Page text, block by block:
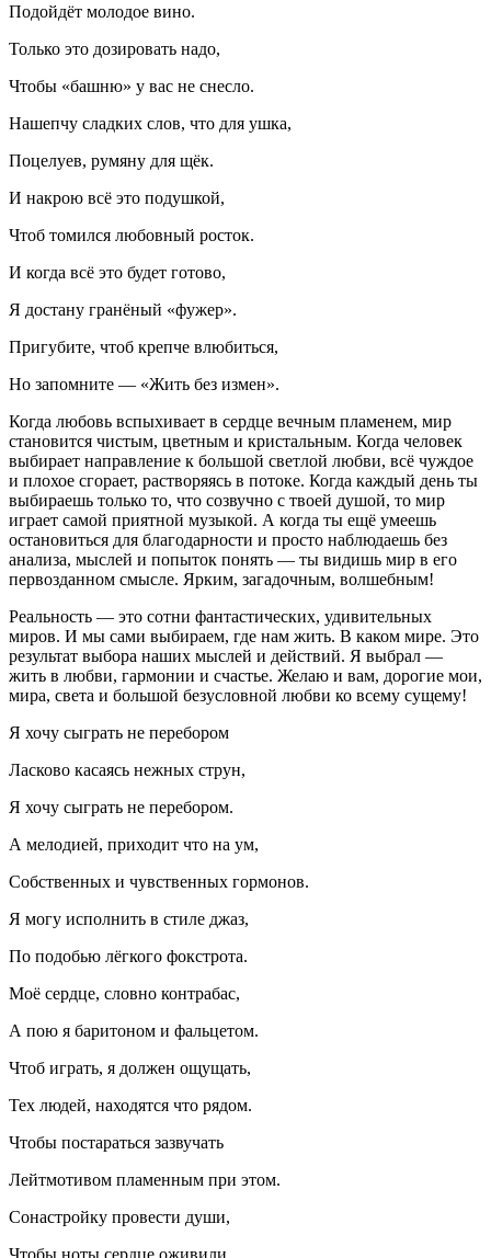
Подойдёт молодое вино.
Только это дозировать надо,
Чтобы «башню» у вас не снесло.
Нашепчу сладких слов, что для ушка,
Поцелуев, румяну для щёк.
И накрою всё это подушкой,
Чтоб томился любовный росток.
И когда всё это будет готово,
Я достану гранёный «фужер».
Пригубите, чтоб крепче влюбиться,
Но запомните — «Жить без измен».
Когда любовь вспыхивает в сердце вечным пламенем, мир
становится чистым, цветным и кристальным. Когда человек
выбирает направление к большой светлой любви, всё чуждое
и плохое сгорает, растворяясь в потоке. Когда каждый день ты
выбираешь только то, что созвучно с твоей душой, то мир
играет самой приятной музыкой. А когда ты ещё умеешь
остановиться для благодарности и просто наблюдаешь без
анализа, мыслей и попыток понять — ты видишь мир в его
первозданном смысле. Ярким, загадочным, волшебным!
Реальность — это сотни фантастических, удивительных
миров. И мы сами выбираем, где нам жить. В каком мире. Это
результат выбора наших мыслей и действий. Я выбрал —
жить в любви, гармонии и счастье. Желаю и вам, дорогие мои,
мира, света и большой безусловной любви ко всему сущему!
Я хочу сыграть не перебором
Ласково касаясь нежных струн,
Я хочу сыграть не перебором.
А мелодией, приходит что на ум,
Собственных и чувственных гормонов.
Я могу исполнить в стиле джаз,
По подобью лёгкого фокстрота.
Моё сердце, словно контрабас,
А пою я баритоном и фальцетом.
Чтоб играть, я должен ощущать,
Тех людей, находятся что рядом.
Чтобы постараться зазвучать
Лейтмотивом пламенным при этом.
Сонастройку провести души,
Чтобы ноты сердце оживили.